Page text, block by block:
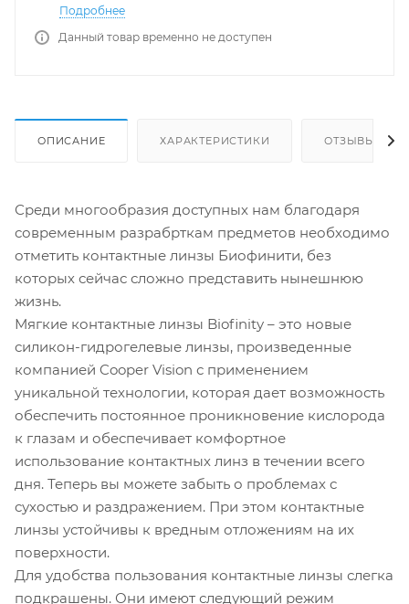
Подробнее
Данный товар временно не доступен
ОПИСАНИЕ ХАРАКТЕРИСТИКИ ОТЗЫВЫ
Среди многообразия доступных нам благодаря
современным разрабрткам предметов необходимо
отметить контактные линзы Биофинити, без
которых сейчас сложно представить нынешнюю
жизнь.
Мягкие контактные линзы Biofinity – это новые
силикон-гидрогелевые линзы, произведенные
компанией Cooper Vision с применением
уникальной технологии, которая дает возможность
обеспечить постоянное проникновение кислорода
к глазам и обеспечивает комфортное
использование контактных линз в течении всего
дня. Теперь вы можете забыть о проблемах с
сухостью и раздражением. При этом контактные
линзы устойчивы к вредным отложениям на их
поверхности.
Для удобства пользования контактные линзы слегка
подкрашены. Они имеют следующий режим